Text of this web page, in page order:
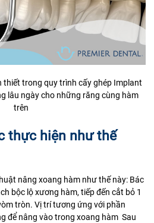
thiết trong quy trình cấy ghép Implant
lâu ngày cho những răng cùng hàm
trên
thực hiện như thế
nâng xoang hàm như thế này: Bác
bộc lộ xương hàm, tiếp đến cắt bỏ 1
tròn. Vị trí tương ứng với phần
để nâng vào trong xoang hàm Sau